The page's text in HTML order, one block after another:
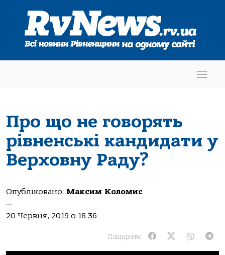
Про що не говорять
рівненські кандидати у
Верховну Раду?
Опубліковано: Максим Коломис
—
20 Червня, 2019 о 18:36
Поширити: